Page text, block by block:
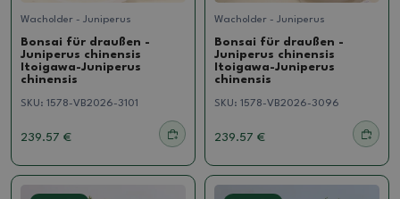
Wacholder - Juniperus
Bonsai für draußen -
Juniperus chinensis
Itoigawa-Juniperus
chinensis
SKU: 1578-VB2026-3101
239.57 €
Wacholder - Juniperus
Bonsai für draußen -
Juniperus chinensis
Itoigawa-Juniperus
chinensis
SKU: 1578-VB2026-3096
239.57 €